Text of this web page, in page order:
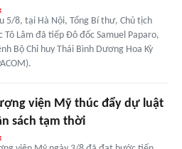
5/8, tại Hà Nội, Tổng Bí thư, Chủ tịch
Tô Lâm đã tiếp Đô đốc Samuel Paparo,
Bộ Chỉ huy Thái Bình Dương Hoa Kỳ
viện Mỹ thúc đẩy dự luật
sách tạm thời